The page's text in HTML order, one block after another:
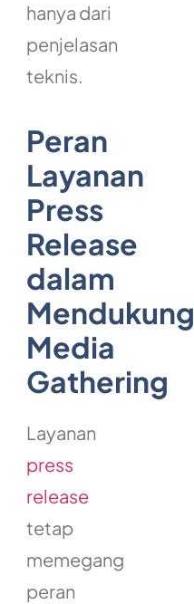
hanya dari
penjelasan
teknis.
Peran
Layanan
Press
Release
dalam
Mendukung
Media
Gathering
Layanan
press
release
tetap
memegang
peran